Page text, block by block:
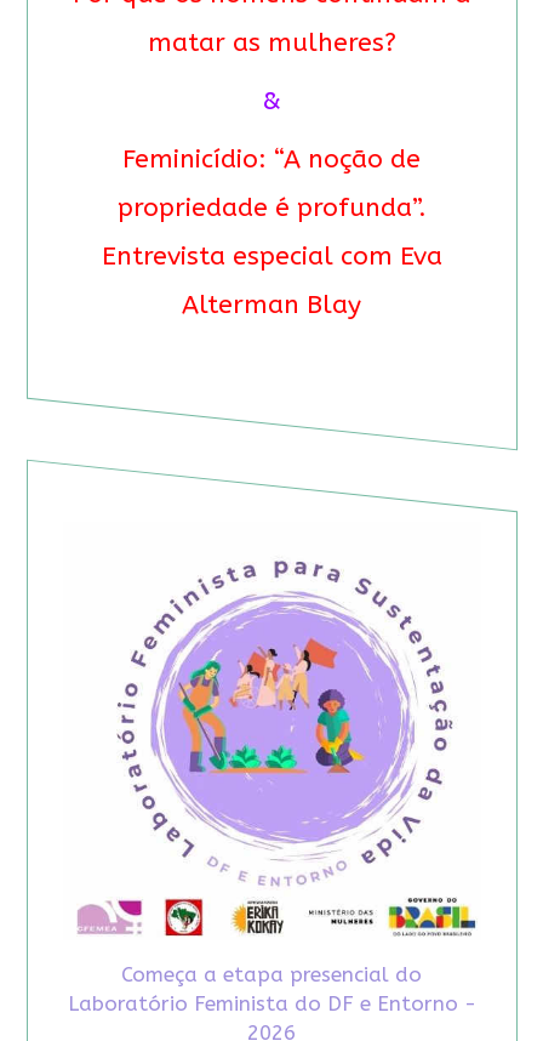
matar as mulheres?
&
Feminicídio: “A noção de
propriedade é profunda”.
Entrevista especial com Eva
Alterman Blay
Começa a etapa presencial do
Laboratório Feminista do DF e Entorno -
2026